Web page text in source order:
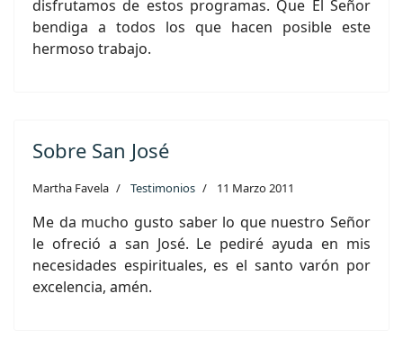
disfrutamos de estos programas. Que El Señor
bendiga a todos los que hacen posible este
hermoso trabajo.
Sobre San José
Martha Favela Testimonios 11 Marzo 2011
Me da mucho gusto saber lo que nuestro Señor
le ofreció a san José. Le pediré ayuda en mis
necesidades espirituales, es el santo varón por
excelencia, amén.